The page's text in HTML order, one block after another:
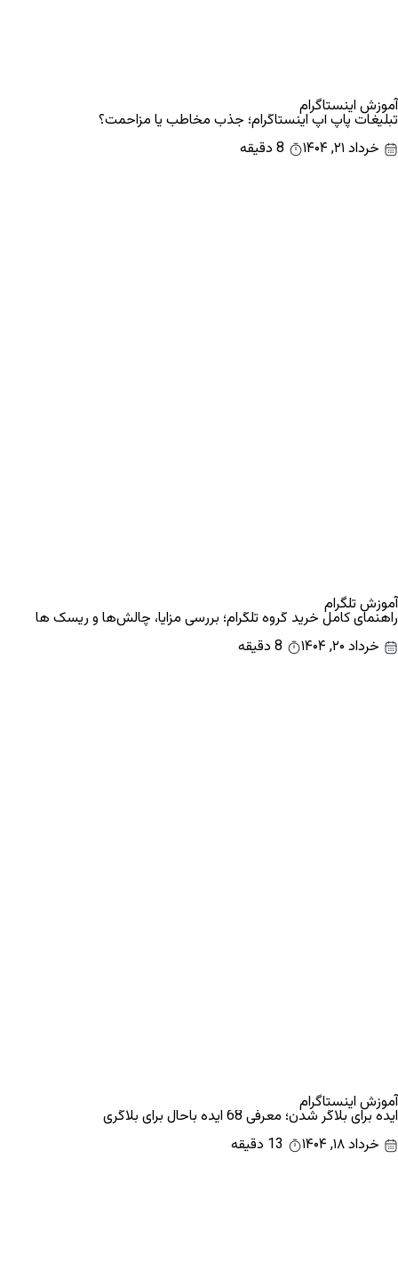
آموزش اینستاگرام
تبلیغات پاپ آپ اینستاگرام؛ جذب مخاطب یا مزاحمت؟
خرداد ۲۱, ۱۴۰۴
8 دقیقه
آموزش تلگرام
راهنمای کامل خرید گروه تلگرام؛ بررسی مزایا، چالش‌ها و ریسک ها
خرداد ۲۰, ۱۴۰۴
8 دقیقه
آموزش اینستاگرام
ایده برای بلاگر شدن؛ معرفی 68 ایده باحال برای بلاگری
خرداد ۱۸, ۱۴۰۴
13 دقیقه